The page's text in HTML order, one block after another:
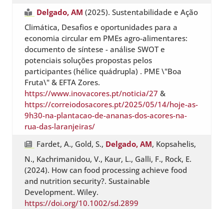
Delgado, AM (2025). Sustentabilidade e Ação
Climática, Desafios e oportunidades para a
economia circular em PMEs agro-alimentares:
documento de síntese - análise SWOT e
potenciais soluções propostas pelos
participantes (hélice quádrupla) . PME \"Boa
Fruta\" & EFTA Zores.
https://www.inovacores.pt/noticia/27 &
https://correiodosacores.pt/2025/05/14/hoje-as-
9h30-na-plantacao-de-ananas-dos-acores-na-
rua-das-laranjeiras/
Fardet, A., Gold, S., Delgado, AM, Kopsahelis,
N., Kachrimanidou, V., Kaur, L., Galli, F., Rock, E.
(2024). How can food processing achieve food
and nutrition security?. Sustainable
Development. Wiley.
https://doi.org/10.1002/sd.2899